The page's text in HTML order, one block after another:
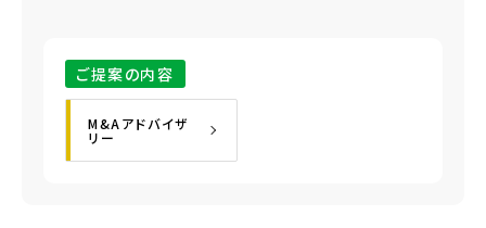
ご提案の内容
M&Aアドバイザ
リー